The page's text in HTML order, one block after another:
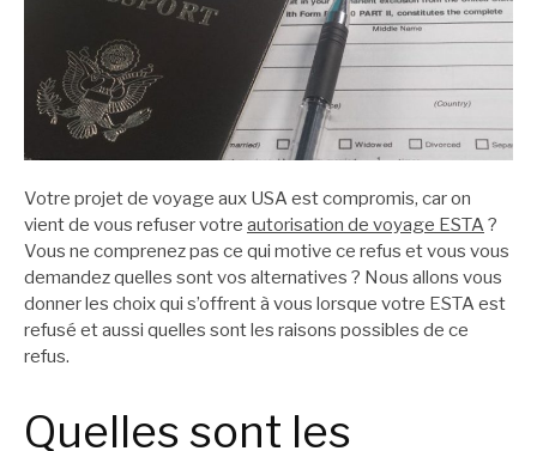
Votre projet de voyage aux USA est compromis, car on
vient de vous refuser votre autorisation de voyage ESTA?
Vous ne comprenez pas ce qui motive ce refus et vous vous
demandez quelles sont vos alternatives ? Nous allons vous
donner les choix qui s’offrent à vous lorsque votre ESTA est
refusé et aussi quelles sont les raisons possibles de ce
refus.
Quelles sont les